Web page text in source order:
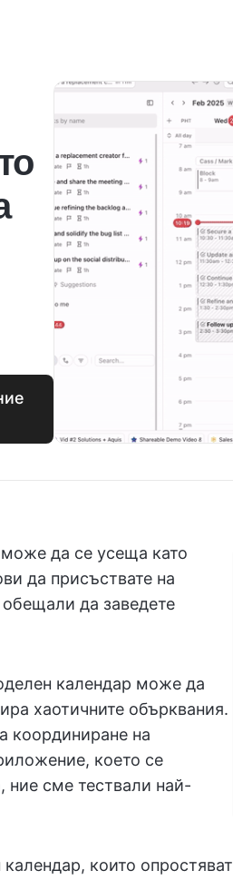
да се усеща като
да присъствате на
да заведете
календар може да
хаотичните обърквания.
координиране на
което се
ние сме тествали най-
които опростяват